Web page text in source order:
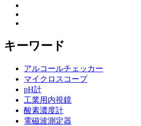
キーワード
アルコールチェッカー
マイクロスコープ
pH計
工業用内視鏡
酸素濃度計
電磁波測定器